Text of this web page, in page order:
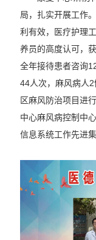
局，扎实开展工作
利有效，医疗护理
养员的高度认可，
全年接待患者咨询
44人次，麻风病人
区麻风防治项目进
中心麻风病控制中
信息系统工作先进集